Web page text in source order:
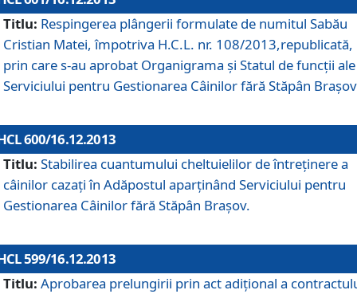
Titlu: Respingerea plângerii formulate de numitul Sabău
Cristian Matei, împotriva H.C.L. nr. 108/2013,republicată,
prin care s-au aprobat Organigrama şi Statul de funcţii ale
Serviciului pentru Gestionarea Câinilor fără Stăpân
600/16.12.2013
Titlu: Stabilirea cuantumului cheltuielilor de întreţinere a
câinilor cazaţi în Adăpostul aparţinând Serviciului pentru
Gestionarea Câinilor fără Stăpân Braşov.
599/16.12.2013
Titlu: Aprobarea prelungirii prin act adiţional a